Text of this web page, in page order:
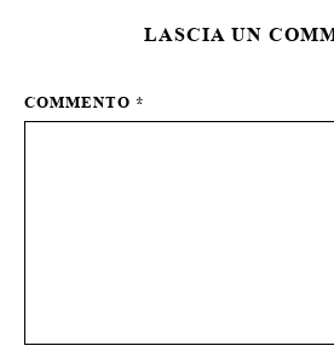
LASCIA UN
COMMENTO *